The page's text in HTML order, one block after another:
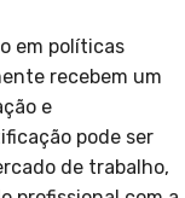
em políticas
recebem um
e
pode ser
de trabalho,